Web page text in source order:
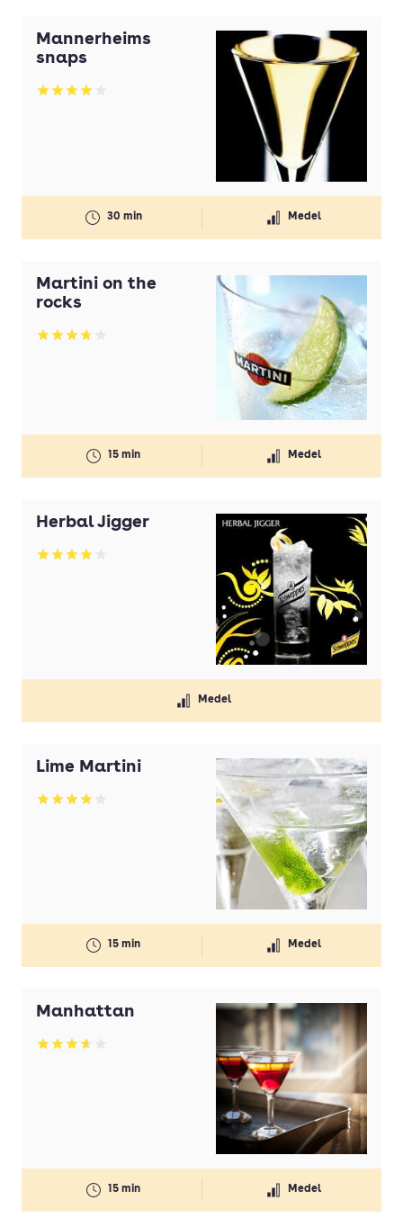
Mannerheims
snaps
Betyg: 3.94 av 5
30 min Medel
Martini on the
rocks
Betyg: 3.69 av 5
15 min Medel
Herbal Jigger
Betyg: 3.86 av 5
Medel
Lime Martini
Betyg: 3.93 av 5
15 min Medel
Manhattan
Betyg: 3.65 av 5
15 min Medel